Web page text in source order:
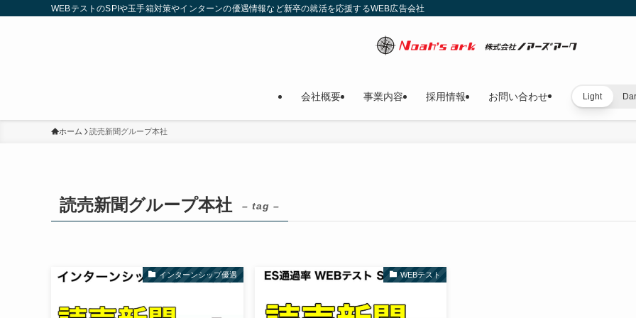
WEBテストのSPIや玉手箱対策やインターンの優遇情報など新卒の就活を応援するWEB広告会社
会社概要 事業内容 採用情報 お問い合わせ Light
ホーム 読売新聞グループ本社
読売新聞グループ本社 – tag –
インターンシップ優遇 WEBテスト